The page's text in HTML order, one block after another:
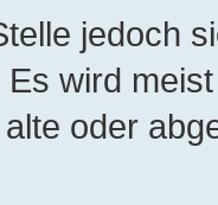
jedoch
wird
oder